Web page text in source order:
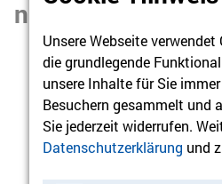
nehmen?
mobilitätseingeschränkte
wohnhaft im Bezirk Mitte
wohnhaft in der eigenen
mit oder ohne Pflegegrad
Unsere Webseite
die grundlegende
unsere Inhalte für Sie
Besuchern gesammelt und
Sie jederzeit widerrufen.
Datenschutzerklärung und